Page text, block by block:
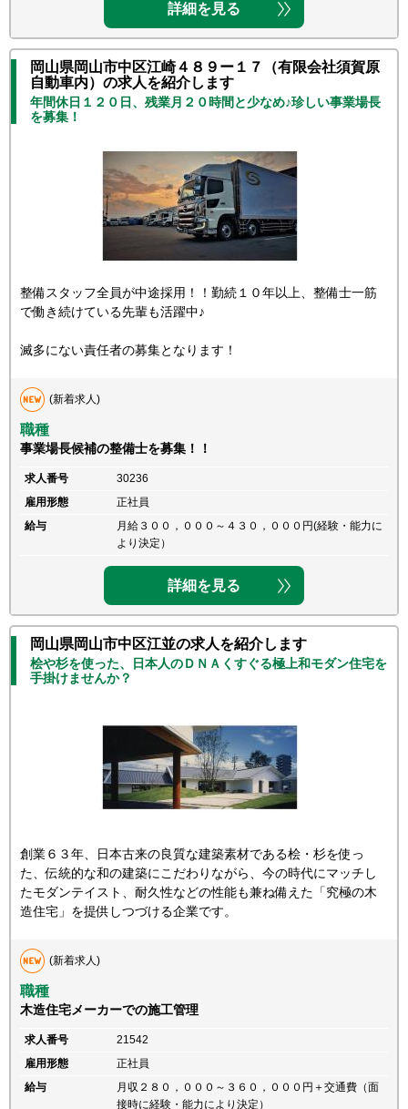
詳細を見る
岡山県岡山市中区江崎４８９ー１７（有限会社須賀原
自動車内）の求人を紹介します
年間休日１２０日、残業月２０時間と少なめ♪珍しい事業場長
を募集！
整備スタッフ全員が中途採用！！勤続１０年以上、整備士一筋
で働き続けている先輩も活躍中♪
滅多にない責任者の募集となります！
(新着求人)
職種
事業場長候補の整備士を募集！！
求人番号
30236
雇用形態
正社員
給与
月給３００，０００～４３０，０００円(経験・能力に
より決定）
詳細を見る
岡山県岡山市中区江並の求人を紹介します
桧や杉を使った、日本人のＤＮＡくすぐる極上和モダン住宅を
手掛けませんか？
創業６３年、日本古来の良質な建築素材である桧・杉を使っ
た、伝統的な和の建築にこだわりながら、今の時代にマッチし
たモダンテイスト、耐久性などの性能も兼ね備えた「究極の木
造住宅」を提供しつづける企業です。
(新着求人)
職種
木造住宅メーカーでの施工管理
求人番号
21542
雇用形態
正社員
給与
月収２８０，０００～３６０，０００円＋交通費（面
接時に経験・能力により決定）